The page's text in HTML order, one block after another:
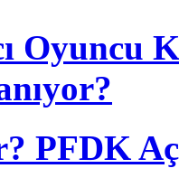
Oyuncu
PFDK